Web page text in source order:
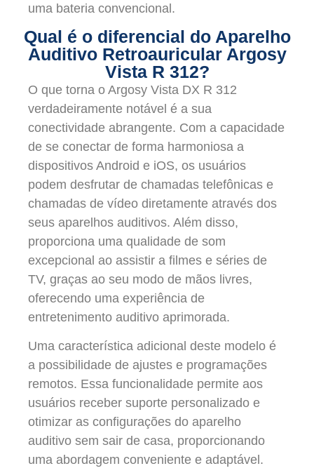
uma bateria convencional.
Qual é o diferencial do Aparelho
Auditivo Retroauricular Argosy
Vista R 312?
O que torna o Argosy Vista DX R 312
verdadeiramente notável é a sua
conectividade abrangente. Com a capacidade
de se conectar de forma harmoniosa a
dispositivos Android e iOS, os usuários
podem desfrutar de chamadas telefônicas e
chamadas de vídeo diretamente através dos
seus aparelhos auditivos. Além disso,
proporciona uma qualidade de som
excepcional ao assistir a filmes e séries de
TV, graças ao seu modo de mãos livres,
oferecendo uma experiência de
entretenimento auditivo aprimorada.
Uma característica adicional deste modelo é
a possibilidade de ajustes e programações
remotos. Essa funcionalidade permite aos
usuários receber suporte personalizado e
otimizar as configurações do aparelho
auditivo sem sair de casa, proporcionando
uma abordagem conveniente e adaptável.